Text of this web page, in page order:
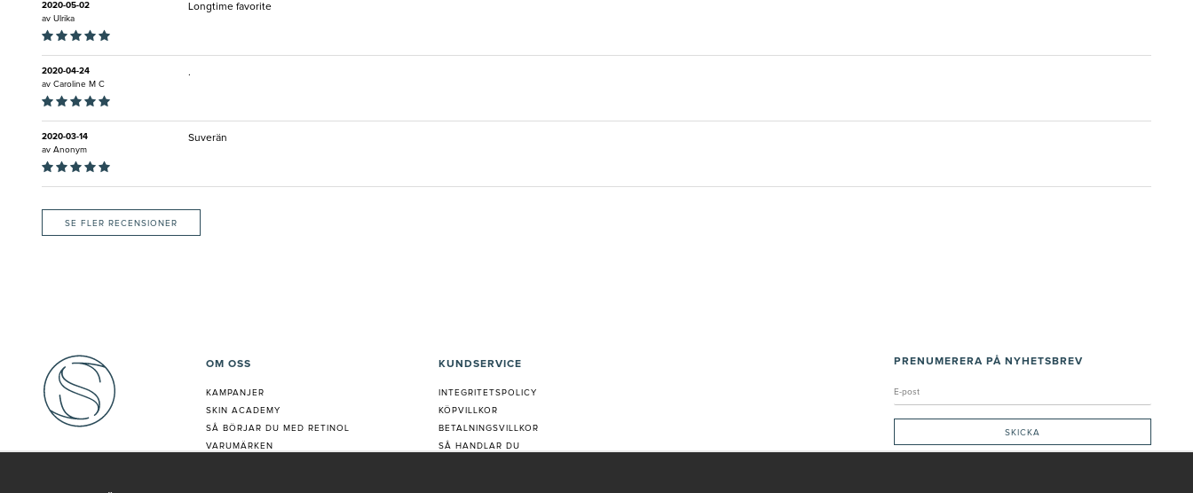
2020-05-02
av Ulrika
Longtime favorite
2020-04-24
av Caroline M C
.
2020-03-14
av Anonym
Suverän
SE FLER RECENSIONER
OM OSS
KAMPANJER
SKIN ACADEMY
SÅ BÖRJAR DU MED RETINOL
VARUMÄRKEN
KUNDSERVICE
INTEGRITETSPOLICY
KÖPVILLKOR
BETALNINGSVILLKOR
SÅ HANDLAR DU
PRENUMERERA PÅ NYHETSBREV